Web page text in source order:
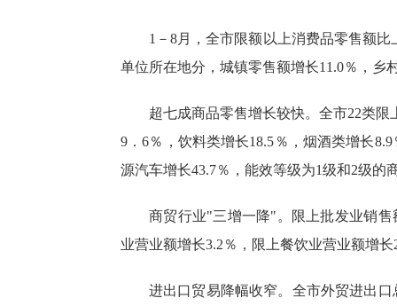
1－8月 ，全市限额以上消费品零售额比
单位所在地分，城镇零售额增长11.0％ ， 乡
超七成商品零售增长较快。 全市22类限
9．6％，饮料类增长18.5 ％，烟酒类增长8.9
源汽车增长43.7％， 能效等级为1级和2级的
商贸行业"三增一降"。
限上批发业销售
业营业额增长3.2％， 限上餐饮业营业额增长
进出口贸易降幅收窄。 全市外贸进出口